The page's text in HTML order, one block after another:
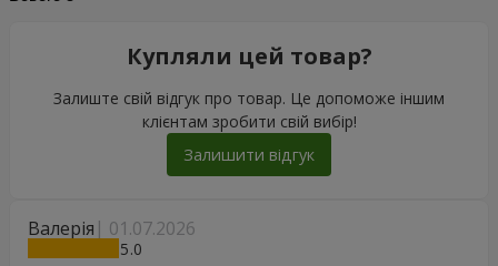
Валерія 01.07.2026
5
Купляли цей товар?
Залиште свій відгук про товар. Це допоможе іншим
клієнтам зробити свій вибір!
Залишити відгук